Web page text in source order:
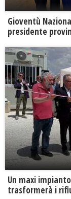
Gioventù
presidente
Un maxi
trasformerà i